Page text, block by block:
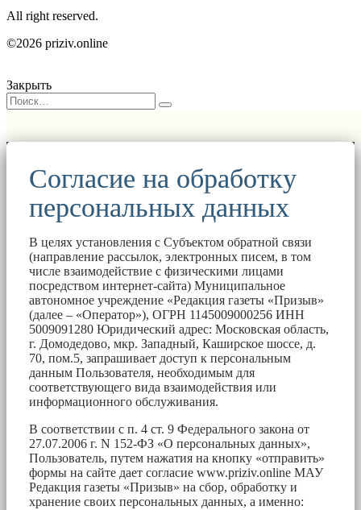
All right reserved.
©2026 priziv.online
Закрыть
Согласие на обработку
персональных данных
В целях установления с Субъектом обратной связи
(направление рассылок, электронных писем, в том
числе взаимодействие с физическими лицами
посредством интернет-сайта) Муниципальное
автономное учреждение «Редакция газеты «Призыв»
(далее – «Оператор»), ОГРН 1145009000256 ИНН
5009091280 Юридический адрес: Московская область,
г. Домодедово, мкр. Западный, Каширское шоссе, д.
70, пом.5, запрашивает доступ к персональным
данным Пользователя, необходимым для
соответствующего вида взаимодействия или
информационного обслуживания.
В соответствии с п. 4 ст. 9 Федерального закона от
27.07.2006 г. N 152-ФЗ «О персональных данных»,
Пользователь, путем нажатия на кнопку «отправить»
формы на сайте дает согласие www.priziv.online МАУ
Редакция газеты «Призыв» на сбор, обработку и
хранение своих персональных данных, а именно: